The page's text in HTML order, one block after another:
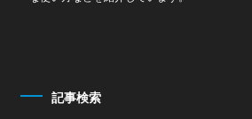
記事検索